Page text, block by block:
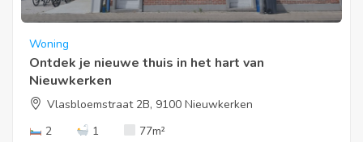
Woning
Ontdek je nieuwe thuis in het hart van
Nieuwkerken
Vlasbloemstraat 2B, 9100 Nieuwkerken
2
1 77m²